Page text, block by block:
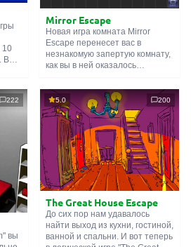
10
В
Mirror Escape
Новая игра комната Mirror
Escape перенесет вас в
незнакомую запертую комнату,
как вы в ней оказалось
смекалки попробуйте решить
все, приготовленные авторами
для вас, головоломки и найти
выход на свободу.
Внимательно осмотрите
помещение, возможно вы
сможете найти какие-нибудь
подсказки. Желаем удачи!
222
вы
5.0 200
The Great House Escape
До сих пор нам удавалось
найти выход из кухни, гостиной,
ванной и спальни. И вот теперь